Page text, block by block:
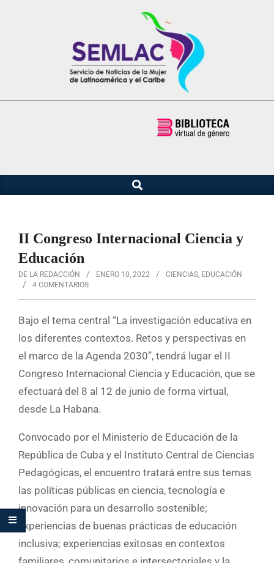
de
Buscar
II Congreso Internacional Ciencia y
Educación
DE LA REDACCIÓN ENERO 10, 2022 CIENCIAS, EDUCACIÓN
4 COMENTARIOS
Bajo el tema central “La investigación educativa en
los diferentes contextos. Retos y perspectivas en
el marco de la Agenda 2030”, tendrá lugar el II
Congreso Internacional Ciencia y Educación, que se
efectuará del 8 al 12 de junio de forma virtual,
desde La Habana.
Convocado por el Ministerio de Educación de la
República de Cuba y el Instituto Central de Ciencias
Pedagógicas, el encuentro tratará entre sus temas
las políticas públicas en ciencia, tecnología e
innovación para un desarrollo sostenible;
experiencias de buenas prácticas de educación
inclusiva; experiencias exitosas en contextos